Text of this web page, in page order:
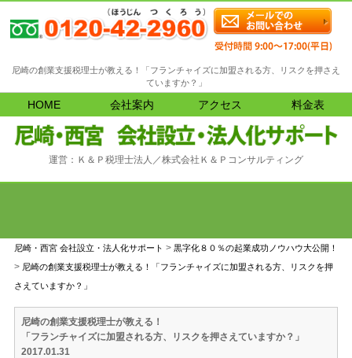
尼崎の創業支援税理士が教える！「フランチャイズに加盟される方、リスクを押さえ
ていますか？」
HOME 会社案内 アクセス 料金表
運営：Ｋ＆Ｐ税理士法人／株式会社Ｋ＆Ｐコンサルティング
尼崎・西宮 会社設立・法人化サポート > 黒字化８０％の起業成功ノウハウ大公開！
> 尼崎の創業支援税理士が教える！「フランチャイズに加盟される方、リスクを押
さえていますか？」
尼崎の創業支援税理士が教える！
「フランチャイズに加盟される方、リスクを押さえていますか？」
2017.01.31